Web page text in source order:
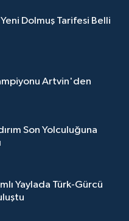
Dolmuş Tarifesi Belli
Artvin'den
Son Yolculuğuna
Yaylada Türk-Gürcü